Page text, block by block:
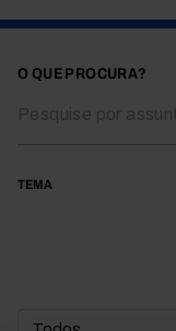
O QUE PROCURA?
TEMA